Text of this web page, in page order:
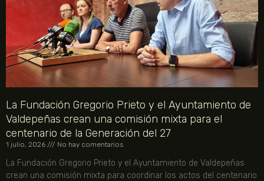
La Fundación Gregorio Prieto y el Ayuntamiento de
Valdepeñas crean una comisión mixta para el
centenario de la Generación del 27
1 julio, 2026 No hay comentarios
La Fundación Gregorio Prieto y el Ayuntamiento de Valdepeñas
crean una comisión mixta para coordinar los actos del centenario